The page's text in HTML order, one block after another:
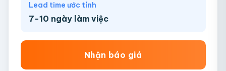
Lead time ước tính
7-10 ngày làm việc
Nhận báo giá